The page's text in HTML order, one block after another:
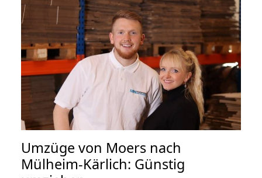
Umzüge von Moers nach
Mülheim-Kärlich: Günstig